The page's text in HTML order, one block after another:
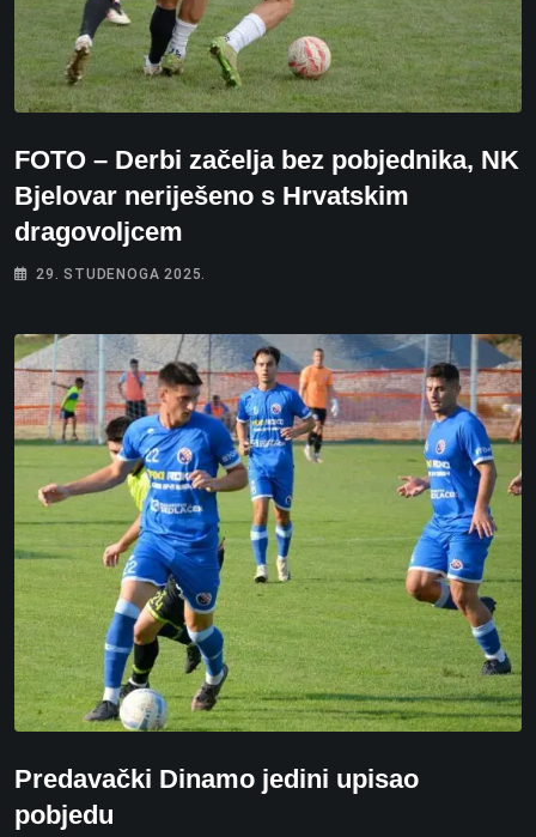
FOTO – Derbi začelja bez pobjednika, NK
Bjelovar neriješeno s Hrvatskim
dragovoljcem
29. STUDENOGA 2025.
Predavački Dinamo jedini upisao
pobjedu